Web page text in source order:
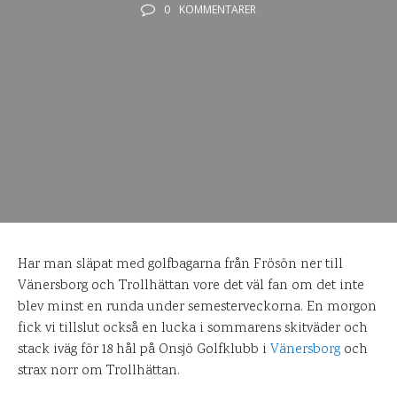
0 KOMMENTARER
Har man släpat med golfbagarna från Frösön ner till
Vänersborg och Trollhättan vore det väl fan om det inte
blev minst en runda under semesterveckorna. En morgon
fick vi tillslut också en lucka i sommarens skitväder och
stack iväg för 18 hål på Onsjö Golfklubb i Vänersborg och
strax norr om Trollhättan.